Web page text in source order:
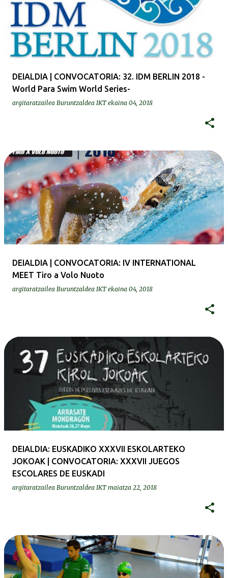
DEIALDIA | CONVOCATORIA: 32. IDM BERLIN 2018 -
World Para Swim World Series-
argitaratzailea Buruntzaldea IKT ekaina 04, 2018
DEIALDIA | CONVOCATORIA: IV INTERNATIONAL
MEET Tiro a Volo Nuoto
argitaratzailea Buruntzaldea IKT ekaina 04, 2018
DEIALDIA: EUSKADIKO XXXVII ESKOLARTEKO
JOKOAK | CONVOCATORIA: XXXVII JUEGOS
ESCOLARES DE EUSKADI
argitaratzailea Buruntzaldea IKT maiatza 22, 2018